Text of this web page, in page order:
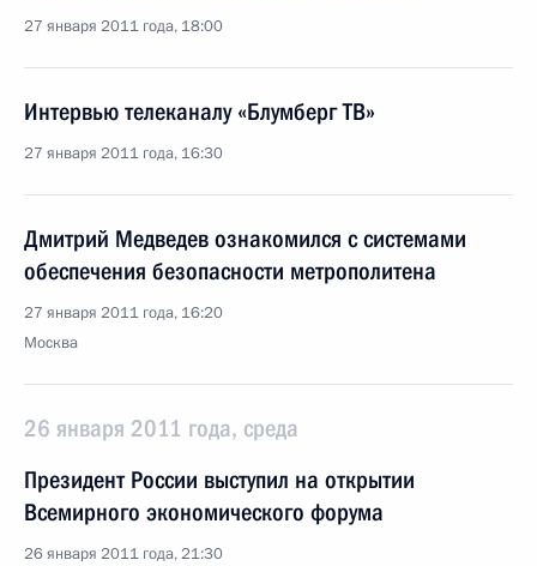
27 января 2011 года, 18:00
Интервью телеканалу «Блумберг ТВ»
27 января 2011 года, 16:30
Дмитрий Медведев ознакомился с системами
обеспечения безопасности метрополитена
27 января 2011 года, 16:20
Москва
26 января 2011 года, среда
Президент России выступил на открытии
Всемирного экономического форума
26 января 2011 года, 21:30